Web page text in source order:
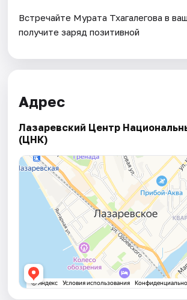
Встречайте Мурата Тхагалегова в
получите заряд позитивной
Адрес
Лазаревский Центр
(ЦНК)